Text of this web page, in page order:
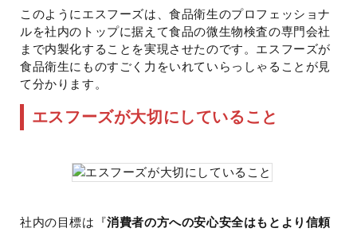
このようにエスフーズは、食品衛生のプロフェッショナ
ルを社内のトップに据えて食品の微生物検査の専門会社
まで内製化することを実現させたのです。エスフーズが
食品衛生にものすごく力をいれていらっしゃることが見
て分かります。
エスフーズが大切にしていること
社内の目標は『消費者の方への安心安全はもとより信頼